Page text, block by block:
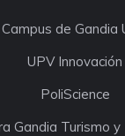
Campus de Gandia
UPV Innovación
PoliScience
Gandia Turismo y